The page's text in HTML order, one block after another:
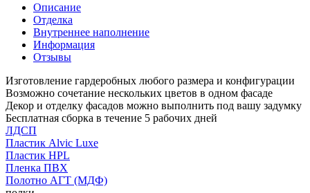
Описание
Отделка
Внутреннее наполнение
Информация
Отзывы
Изготовление гардеробных любого размера и конфигурации
Возможно сочетание нескольких цветов в одном фасаде
Декор и отделку фасадов можно выполнить под вашу задумку
Бесплатная сборка в течение 5 рабочих дней
ЛДСП
Пластик Alvic Luxe
Пластик HPL
Пленка ПВХ
Полотно АГТ (МДФ)